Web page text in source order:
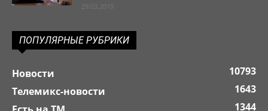
29.03.2019
ПОПУЛЯРНЫЕ РУБРИКИ
Новости
10793
Телемикс-новости
1643
1344